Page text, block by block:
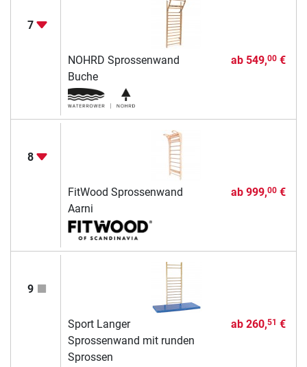
7
NOHRD Sprossenwand
Buche
ab 549,00€
8
FitWood Sprossenwand
Aarni
ab 999,00€
9
Sport Langer
Sprossenwand mit runden
Sprossen
ab 260,51 €